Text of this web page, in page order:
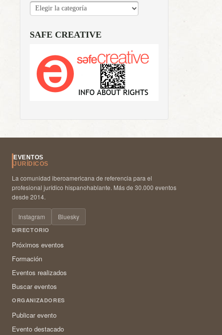
CATEGORÍAS
SAFE CREATIVE
EVENTOS
JURÍDICOS
La comunidad iberoamericana de referencia para el
profesional jurídico hispanohablante. Más de 30.000 eventos
desde 2014.
Instagram Bluesky
DIRECTORIO
Próximos eventos
Formación
Eventos realizados
Buscar eventos
ORGANIZADORES
Publicar evento
Evento destacado